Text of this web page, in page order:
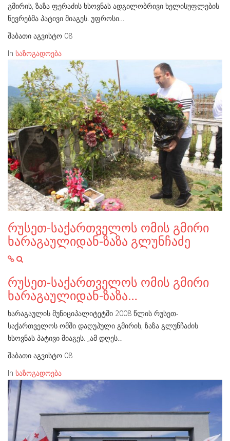
გმირის, ზაზა ფერაძის ხსოვნას ადგილობრივი ხელისუფლების
წევრებმა პატივი მიაგეს. უფროსი…
შაბათი აგვისტო 08
In საზოგადოება
რუსეთ-საქართველოს ომის გმირი
ხარაგაულიდან-ზაზა გლუნჩაძე
რუსეთ-საქართველოს ომის გმირი
ხარაგაულიდან-ზაზა…
ხარაგაულის მუნიციპალიტეტში 2008 წლის რუსეთ-
საქართველოს ომში დაღუპული გმირის, ზაზა გლუნჩაძის
ხსოვნას პატივი მიაგეს. „ამ დღეს…
შაბათი აგვისტო 08
In საზოგადოება